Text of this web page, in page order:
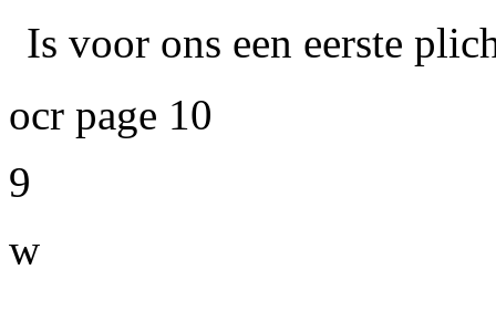
Is voor ons een eerste
ocr page 10
9
w